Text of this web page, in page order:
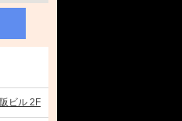
ビル 2F